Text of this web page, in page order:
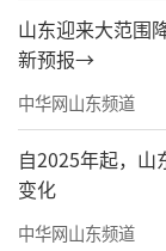
会劳动、志愿
加强保
引进第三方
海市课后服
平，实现假
开展托管服
山东迎来大范围
新预报→
中华网山东频道
自2025年起，山
变化
中华网山东频道